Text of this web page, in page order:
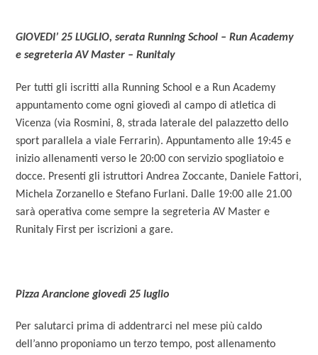
GIOVEDI’ 25 LUGLIO, serata Running School – Run Academy
e segreteria AV Master – Runitaly
Per tutti gli iscritti alla Running School e a Run Academy
appuntamento come ogni giovedì al campo di atletica di
Vicenza (via Rosmini, 8, strada laterale del palazzetto dello
sport parallela a viale Ferrarin). Appuntamento alle 19:45 e
inizio allenamenti verso le 20:00 con servizio spogliatoio e
docce. Presenti gli istruttori Andrea Zoccante, Daniele Fattori,
Michela Zorzanello e Stefano Furlani. Dalle 19:00 alle 21.00
sarà operativa come sempre la segreteria AV Master e
Runitaly First per iscrizioni a gare.
Pizza Arancione giovedì 25 luglio
Per salutarci prima di addentrarci nel mese più caldo
dell’anno proponiamo un terzo tempo, post allenamento